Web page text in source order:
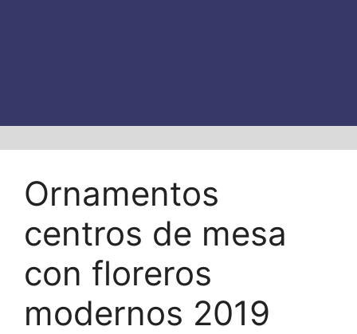
Ornamentos
centros de mesa
con floreros
modernos 2019